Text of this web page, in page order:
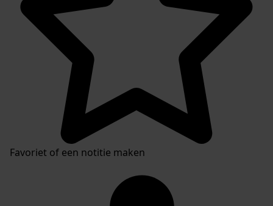
Favoriet of een notitie maken